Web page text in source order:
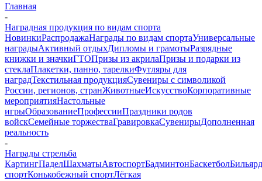
Главная
-
Наградная продукция по видам спорта
НовинкиРаспродажаНаграды по видам спортаУниверсальные
наградыАктивный отдыхДипломы и грамотыРазрядные
книжки и значкиГТОПризы из акрилаПризы и подарки из
стеклаПлакетки, панно, тарелкиФутляры для
наградТекстильная продукцияСувениры с символикой
России, регионов, странЖивотныеИскусствоКорпоративные
мероприятияНастольные
игрыОбразованиеПрофессииПраздники родов
войскСемейные торжестваГравировкаСувенирыДополненная
реальность
-
Награды стрельба
КартингПаделШахматыАвтоспортБадминтонБаскетболБильярд
спортКонькобежный спортЛёгкая